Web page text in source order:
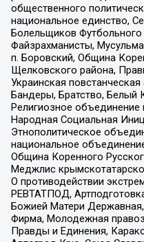
общественного
национальное единство,
Болельщиков
Файзрахманисты,
п. Боровский, Община
Щелковского района,
Украинская
Бандеры, Братство, Белый
Религиозное объединение
Народная Социальная
Этнополитическое
национальное
Община Коренного
Меджлис
О противодействии
РЕВТАТПОД,
Божией Матери
Фирма, Молодежная
Правды и Единения,